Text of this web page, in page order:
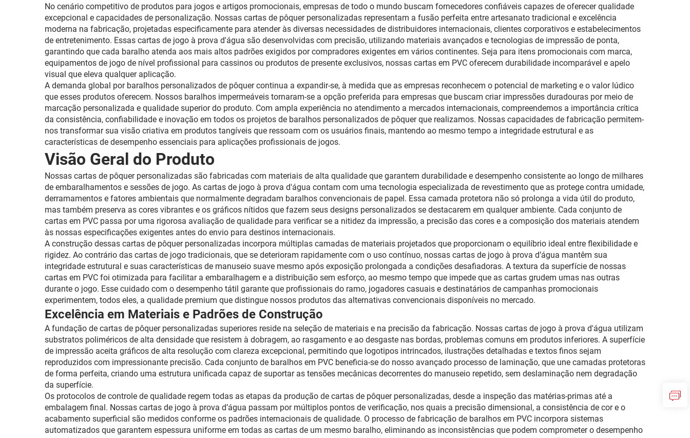
No cenário competitivo de produtos para jogos e artigos promocionais, empresas de todo o mundo buscam fornecedores confiáveis capazes de oferecer qualidade
excepcional e capacidades de personalização. Nossas cartas de pôquer personalizadas representam a fusão perfeita entre artesanato tradicional e excelência
moderna na fabricação, projetadas especificamente para atender às diversas necessidades de distribuidores internacionais, clientes corporativos e estabelecimentos
de entretenimento. Essas cartas de jogo à prova d'água são desenvolvidas com precisão, utilizando materiais avançados e tecnologias de impressão de ponta,
garantindo que cada baralho atenda aos mais altos padrões exigidos por compradores exigentes em vários continentes. Seja para itens promocionais com marca,
equipamentos de jogo de nível profissional para cassinos ou produtos de presente exclusivos, nossas cartas em PVC oferecem durabilidade incomparável e apelo
visual que eleva qualquer aplicação.
A demanda global por baralhos personalizados de pôquer continua a expandir-se, à medida que as empresas reconhecem o potencial de marketing e o valor lúdico
que esses produtos oferecem. Nossos baralhos impermeáveis tornaram-se a opção preferida para empresas que buscam criar impressões duradouras por meio de
marcação personalizada e qualidade superior do produto. Com ampla experiência no atendimento a mercados internacionais, compreendemos a importância crítica
da consistência, confiabilidade e inovação em todos os projetos de baralhos personalizados de pôquer que realizamos. Nossas capacidades de fabricação permitem-
nos transformar sua visão criativa em produtos tangíveis que ressoam com os usuários finais, mantendo ao mesmo tempo a integridade estrutural e as
características de desempenho essenciais para aplicações profissionais de jogos.
Visão Geral do Produto
Nossas cartas de pôquer personalizadas são fabricadas com materiais de alta qualidade que garantem durabilidade e desempenho consistente ao longo de milhares
de embaralhamentos e sessões de jogo. As cartas de jogo à prova d'água contam com uma tecnologia especializada de revestimento que as protege contra umidade,
derramamentos e fatores ambientais que normalmente degradam baralhos convencionais de papel. Essa camada protetora não só prolonga a vida útil do produto,
mas também preserva as cores vibrantes e os gráficos nítidos que fazem seus designs personalizados se destacarem em qualquer ambiente. Cada conjunto de
cartas em PVC passa por uma rigorosa avaliação de qualidade para verificar se a nitidez da impressão, a precisão das cores e a composição dos materiais atendem
às nossas especificações exigentes antes do envio para destinos internacionais.
A construção dessas cartas de pôquer personalizadas incorpora múltiplas camadas de materiais projetados que proporcionam o equilíbrio ideal entre flexibilidade e
rigidez. Ao contrário das cartas de jogo tradicionais, que se deterioram rapidamente com o uso contínuo, nossas cartas de jogo à prova d’água mantêm sua
integridade estrutural e suas características de manuseio suave mesmo após exposição prolongada a condições desafiadoras. A textura da superfície de nossas
cartas em PVC foi otimizada para facilitar a embaralhagem e a distribuição sem esforço, ao mesmo tempo que impede que as cartas grudem umas nas outras
durante o jogo. Esse cuidado com o desempenho tátil garante que profissionais do ramo, jogadores casuais e destinatários de campanhas promocionais
experimentem, todos eles, a qualidade premium que distingue nossos produtos das alternativas convencionais disponíveis no mercado.
Excelência em Materiais e Padrões de Construção
A fundação de cartas de pôquer personalizadas superiores reside na seleção de materiais e na precisão da fabricação. Nossas cartas de jogo à prova d'água utilizam
substratos poliméricos de alta densidade que resistem à dobragem, ao rasgamento e ao desgaste nas bordas, problemas comuns em produtos inferiores. A superfície
de impressão aceita gráficos de alta resolução com clareza excepcional, permitindo que logotipos intrincados, ilustrações detalhadas e textos finos sejam
reproduzidos com impressionante precisão. Cada conjunto de baralhos em PVC beneficia-se do nosso avançado processo de laminação, que une camadas protetoras
de forma perfeita, criando uma estrutura unificada capaz de suportar as tensões mecânicas decorrentes do manuseio repetido, sem deslaminação nem degradação
da superfície.
Os protocolos de controle de qualidade regem todas as etapas da produção de cartas de pôquer personalizadas, desde a inspeção das matérias-primas até a
embalagem final. Nossas cartas de jogo à prova d’água passam por múltiplos pontos de verificação, nos quais a precisão dimensional, a consistência de cor e o
acabamento superficial são medidos conforme os padrões internacionais de qualidade. O processo de fabricação de baralhos em PVC incorpora sistemas
automatizados que garantem espessura uniforme em todas as cartas de um mesmo baralho, eliminando as inconsistências que podem comprometer o desempenho